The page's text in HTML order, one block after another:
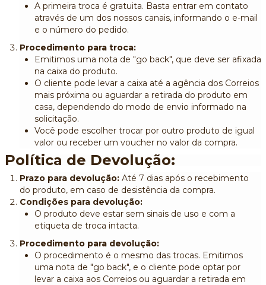
A primeira troca é gratuita. Basta entrar em contato
através de um dos nossos canais, informando o e-mail
e o número do pedido.
Procedimento para troca:
Emitimos uma nota de "go back", que deve ser afixada
na caixa do produto.
O cliente pode levar a caixa até a agência dos Correios
mais próxima ou aguardar a retirada do produto em
casa, dependendo do modo de envio informado na
solicitação.
Você pode escolher trocar por outro produto de igual
valor ou receber um voucher no valor da compra.
Política de Devolução:
Prazo para devolução: Até 7 dias após o recebimento
do produto, em caso de desistência da compra.
Condições para devolução:
O produto deve estar sem sinais de uso e com a
etiqueta de troca intacta.
Procedimento para devolução:
O procedimento é o mesmo das trocas. Emitimos
uma nota de "go back", e o cliente pode optar por
levar a caixa aos Correios ou aguardar a retirada em